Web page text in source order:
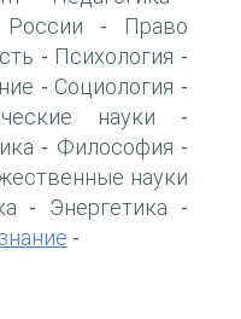
-
Право
- Психология -
- Социология -
науки -
- Философия -
науки
- Энергетика -
-